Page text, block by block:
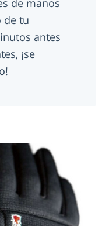
de tu
antes
¡se